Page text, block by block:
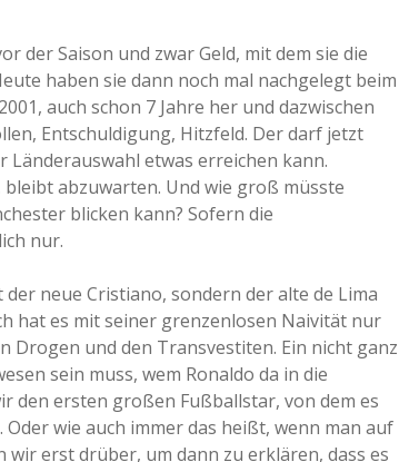
der Saison und zwar Geld, mit dem sie die
haben sie dann noch mal nachgelegt beim
auch schon 7 Jahre her und dazwischen
Entschuldigung, Hitzfeld. Der darf jetzt
etwas erreichen kann.
bleibt abzuwarten. Und wie groß müsste
blicken kann? Sofern die
nur.
neue Cristiano, sondern der alte de Lima
hat es mit seiner grenzenlosen Naivität nur
Drogen und den Transvestiten. Ein nicht ganz
sein muss, wem Ronaldo da in die
den ersten großen Fußballstar, von dem es
wie auch immer das heißt, wenn man auf
erst drüber, um dann zu erklären, dass es